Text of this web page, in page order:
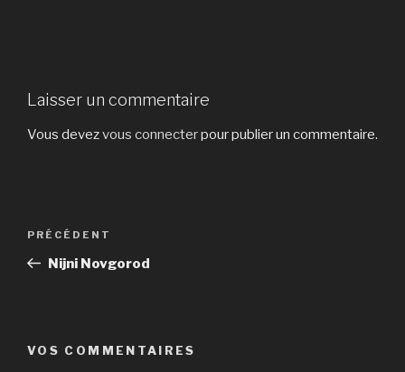
Laisser un commentaire
Vous devezvous connecterpour publier un commentaire.
Navigation
l’article
Article
précédent
PRÉCÉDENT
Nijni Novgorod
VOS COMMENTAIRES